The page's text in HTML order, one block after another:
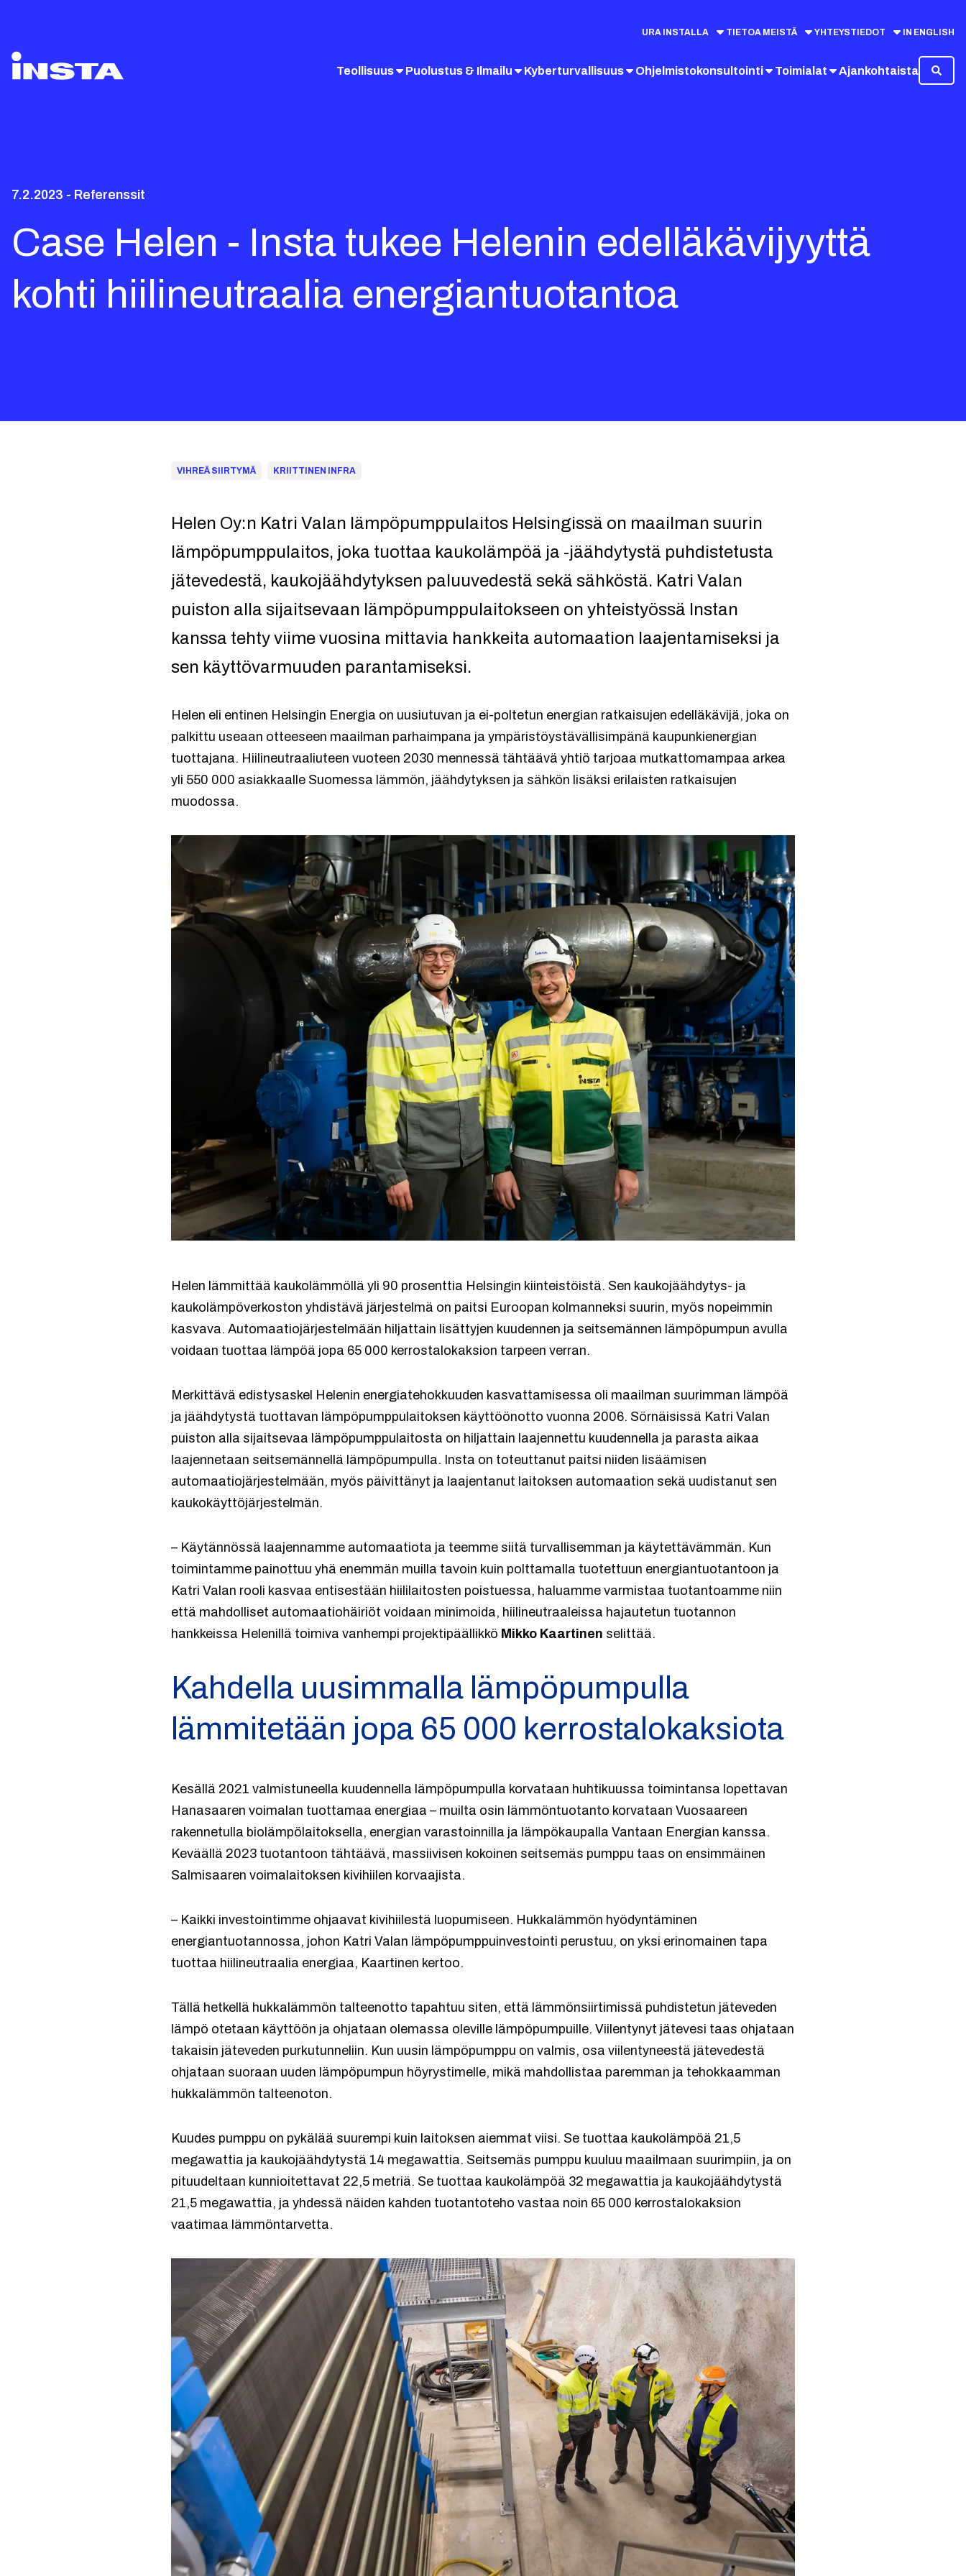
URA INSTALLA TIETOA MEISTÄ YHTEYSTIEDOT IN ENGLISH
Teollisuus Puolustus & Ilmailu Kyberturvallisuus Ohjelmistokonsultointi Toimialat Ajankohtaista
7.2.2023 - Referenssit
Case Helen - Insta tukee Helenin edelläkävijyyttä
kohti hiilineutraalia energiantuotantoa
VIHREÄ SIIRTYMÄ KRIITTINEN INFRA
Helen Oy:n Katri Valan lämpöpumppulaitos Helsingissä on maailman suurin
lämpöpumppulaitos, joka tuottaa kaukolämpöä ja -jäähdytystä puhdistetusta
jätevedestä, kaukojäähdytyksen paluuvedestä sekä sähköstä. Katri Valan
puiston alla sijaitsevaan lämpöpumppulaitokseen on yhteistyössä Instan
kanssa tehty viime vuosina mittavia hankkeita automaation laajentamiseksi ja
sen käyttövarmuuden parantamiseksi.
Helen eli entinen Helsingin Energia on uusiutuvan ja ei-poltetun energian ratkaisujen edelläkävijä, joka on
palkittu useaan otteeseen maailman parhaimpana ja ympäristöystävällisimpänä kaupunkienergian
tuottajana. Hiilineutraaliuteen vuoteen 2030 mennessä tähtäävä yhtiö tarjoaa mutkattomampaa arkea
yli 550 000 asiakkaalle Suomessa lämmön, jäähdytyksen ja sähkön lisäksi erilaisten ratkaisujen
muodossa.
Helen lämmittää kaukolämmöllä yli 90 prosenttia Helsingin kiinteistöistä. Sen kaukojäähdytys- ja
kaukolämpöverkoston yhdistävä järjestelmä on paitsi Euroopan kolmanneksi suurin, myös nopeimmin
kasvava. Automaatiojärjestelmään hiljattain lisättyjen kuudennen ja seitsemännen lämpöpumpun avulla
voidaan tuottaa lämpöä jopa 65 000 kerrostalokaksion tarpeen verran.
Merkittävä edistysaskel Helenin energiatehokkuuden kasvattamisessa oli maailman suurimman lämpöä
ja jäähdytystä tuottavan lämpöpumppulaitoksen käyttöönotto vuonna 2006. Sörnäisissä Katri Valan
puiston alla sijaitsevaa lämpöpumppulaitosta on hiljattain laajennettu kuudennella ja parasta aikaa
laajennetaan seitsemännellä lämpöpumpulla. Insta on toteuttanut paitsi niiden lisäämisen
automaatiojärjestelmään, myös päivittänyt ja laajentanut laitoksen automaation sekä uudistanut sen
kaukokäyttöjärjestelmän.
– Käytännössä laajennamme automaatiota ja teemme siitä turvallisemman ja käytettävämmän. Kun
toimintamme painottuu yhä enemmän muilla tavoin kuin polttamalla tuotettuun energiantuotantoon ja
Katri Valan rooli kasvaa entisestään hiililaitosten poistuessa, haluamme varmistaa tuotantoamme niin
että mahdolliset automaatiohäiriöt voidaan minimoida, hiilineutraaleissa hajautetun tuotannon
hankkeissa Helenillä toimiva vanhempi projektipäällikkö Mikko Kaartinen selittää.
Kahdella uusimmalla lämpöpumpulla
lämmitetään jopa 65 000 kerrostalokaksiota
Kesällä 2021 valmistuneella kuudennella lämpöpumpulla korvataan huhtikuussa toimintansa lopettavan
Hanasaaren voimalan tuottamaa energiaa – muilta osin lämmöntuotanto korvataan Vuosaareen
rakennetulla biolämpölaitoksella, energian varastoinnilla ja lämpökaupalla Vantaan Energian kanssa.
Keväällä 2023 tuotantoon tähtäävä, massiivisen kokoinen seitsemäs pumppu taas on ensimmäinen
Salmisaaren voimalaitoksen kivihiilen korvaajista.
– Kaikki investointimme ohjaavat kivihiilestä luopumiseen. Hukkalämmön hyödyntäminen
energiantuotannossa, johon Katri Valan lämpöpumppuinvestointi perustuu, on yksi erinomainen tapa
tuottaa hiilineutraalia energiaa, Kaartinen kertoo.
Tällä hetkellä hukkalämmön talteenotto tapahtuu siten, että lämmönsiirtimissä puhdistetun jäteveden
lämpö otetaan käyttöön ja ohjataan olemassa oleville lämpöpumpuille. Viilentynyt jätevesi taas ohjataan
takaisin jäteveden purkutunneliin. Kun uusin lämpöpumppu on valmis, osa viilentyneestä jätevedestä
ohjataan suoraan uuden lämpöpumpun höyrystimelle, mikä mahdollistaa paremman ja tehokkaamman
hukkalämmön talteenoton.
Kuudes pumppu on pykälää suurempi kuin laitoksen aiemmat viisi. Se tuottaa kaukolämpöä 21,5
megawattia ja kaukojäähdytystä 14 megawattia. Seitsemäs pumppu kuuluu maailmaan suurimpiin, ja on
pituudeltaan kunnioitettavat 22,5 metriä. Se tuottaa kaukolämpöä 32 megawattia ja kaukojäähdytystä
21,5 megawattia, ja yhdessä näiden kahden tuotantoteho vastaa noin 65 000 kerrostalokaksion
vaatimaa lämmöntarvetta.